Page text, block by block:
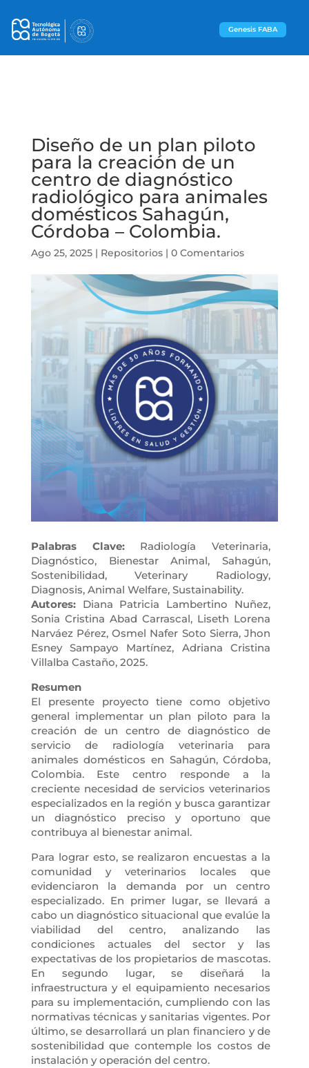
Genesis FABA
Diseño de un plan piloto
para la creación de un
centro de diagnóstico
radiológico para animales
domésticos Sahagún,
Córdoba – Colombia.
Ago 25, 2025| Repositorios| 0 Comentarios
Palabras Clave: Radiología Veterinaria,
Diagnóstico, Bienestar Animal, Sahagún,
Sostenibilidad, Veterinary Radiology,
Diagnosis, Animal Welfare, Sustainability.
Autores:Diana Patricia Lambertino Nuñez,
Sonia Cristina Abad Carrascal, Liseth Lorena
Narváez Pérez, Osmel Nafer Soto Sierra, Jhon
Esney Sampayo Martínez, Adriana Cristina
Villalba Castaño, 2025.
Resumen
El presente proyecto tiene como objetivo
general implementar un plan piloto para la
creación de un centro de diagnóstico de
servicio de radiología veterinaria para
animales domésticos en Sahagún, Córdoba,
Colombia. Este centro responde a la
creciente necesidad de servicios veterinarios
especializados en la región y busca garantizar
un diagnóstico preciso y oportuno que
contribuya al bienestar animal.
Para lograr esto, se realizaron encuestas a la
comunidad y veterinarios locales que
evidenciaron la demanda por un centro
especializado. En primer lugar, se llevará a
cabo un diagnóstico situacional que evalúe la
viabilidad del centro, analizando las
condiciones actuales del sector y las
expectativas de los propietarios de mascotas.
En segundo lugar, se diseñará la
infraestructura y el equipamiento necesarios
para su implementación, cumpliendo con las
normativas técnicas y sanitarias vigentes. Por
último, se desarrollará un plan financiero y de
sostenibilidad que contemple los costos de
instalación y operación del centro.